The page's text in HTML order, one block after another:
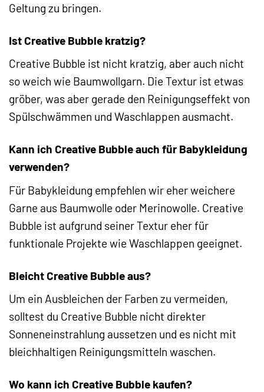
Geltung zu bringen.
Ist Creative Bubble kratzig?
Creative Bubble ist nicht kratzig, aber auch nicht
so weich wie Baumwollgarn. Die Textur ist etwas
gröber, was aber gerade den Reinigungseffekt von
Spülschwämmen und Waschlappen ausmacht.
Kann ich Creative Bubble auch für Babykleidung
verwenden?
Für Babykleidung empfehlen wir eher weichere
Garne aus Baumwolle oder Merinowolle. Creative
Bubble ist aufgrund seiner Textur eher für
funktionale Projekte wie Waschlappen geeignet.
Bleicht Creative Bubble aus?
Um ein Ausbleichen der Farben zu vermeiden,
solltest du Creative Bubble nicht direkter
Sonneneinstrahlung aussetzen und es nicht mit
bleichhaltigen Reinigungsmitteln waschen.
Wo kann ich Creative Bubble kaufen?